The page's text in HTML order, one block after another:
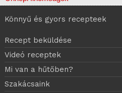
Könnyű és gyors recepteek
Recept beküldése
Videó receptek
Mi van a hűtőben?
Szakácsaink